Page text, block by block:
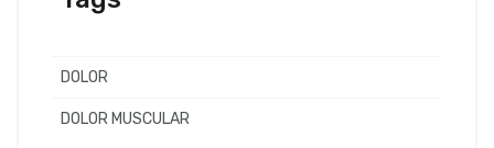
DOLOR
DOLOR MUSCULAR